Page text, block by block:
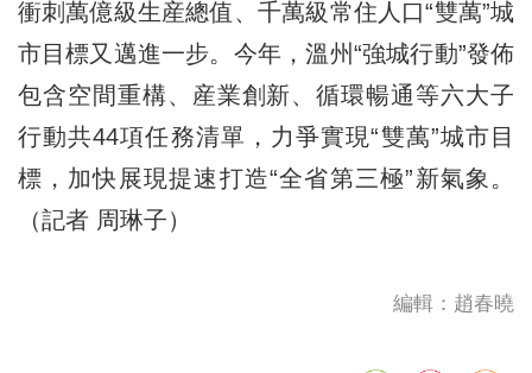
衝刺萬億級生産總值、千萬級常住人口“雙萬”城
市目標又邁進一步。今年，溫州“強城行動”發佈
包含空間重構、産業創新、循環暢通等六大子
行動共44項任務清單，力爭實現“雙萬”城市目
標，加快展現提速打造“全省第三極”新氣象。
（記者 周琳子）
編輯：趙春曉